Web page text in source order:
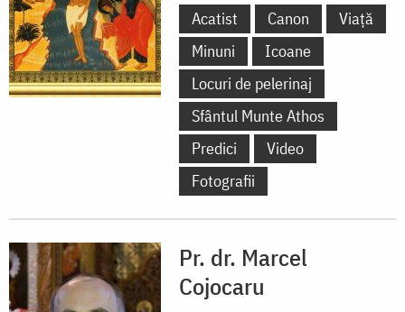
Acatist Canon
Viață
Minuni
Icoane
Locuri de pelerinaj
Sfântul Munte Athos
Predici
Video
Fotografii
Pr. dr. Marcel
Cojocaru